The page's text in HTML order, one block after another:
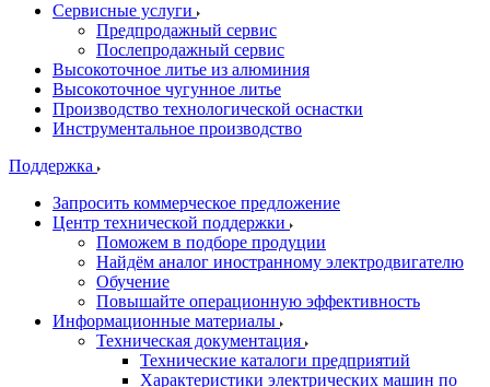
Сервисные услуги
Предпродажный сервис
Послепродажный сервис
Высокоточное литье из алюминия
Высокоточное чугунное литье
Производство технологической оснастки
Инструментальное производство
Поддержка
Запросить коммерческое предложение
Центр технической поддержки
Поможем в подборе продуции
Найдём аналог иностранному электродвигателю
Обучение
Повышайте операционную эффективность
Информационные материалы
Техническая документация
Технические каталоги предприятий
Характеристики электрических машин по